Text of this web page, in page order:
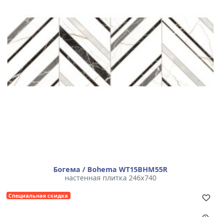
Богема / Bohema WT15BHM55R
настенная плитка 246x740
Специальная скидка